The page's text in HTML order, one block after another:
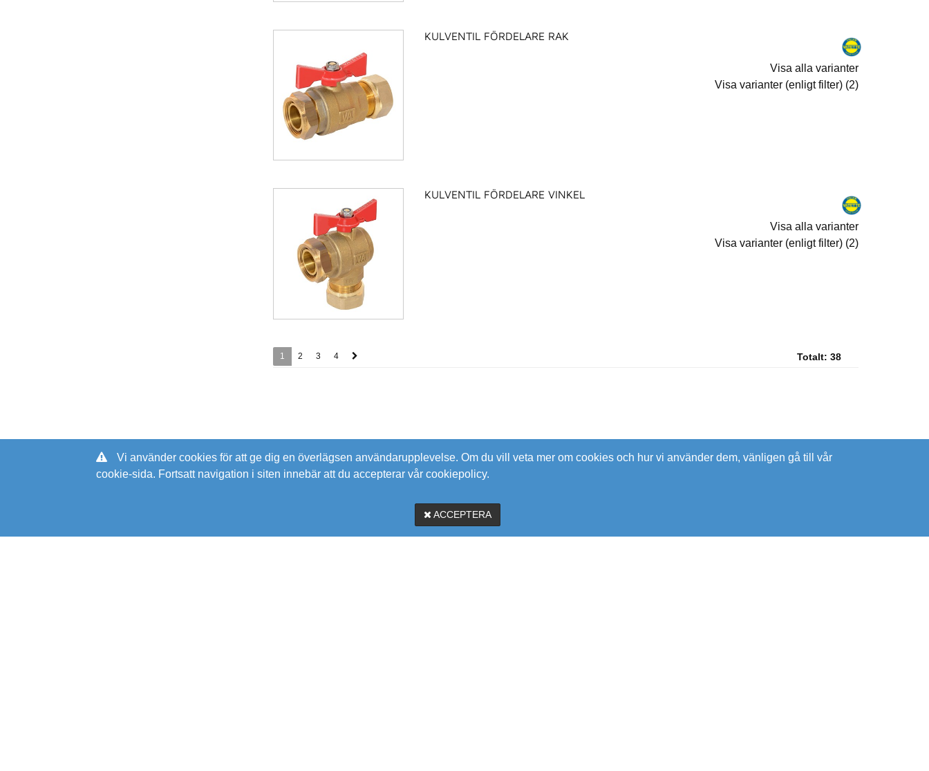
KULVENTIL FÖRDELARE RAK
Visa alla varianter
Visa varianter (enligt filter) (2)
KULVENTIL FÖRDELARE VINKEL
Visa alla varianter
Visa varianter (enligt filter) (2)
1 2 3 4 Totalt: 38
Vi använder cookies för att ge dig en överlägsen användarupplevelse. Om du vill veta mer om cookies och hur vi använder dem, vänligen gå till vår
cookie-sida. Fortsatt navigation i siten innebär att du accepterar vår cookiepolicy.
ACCEPTERA